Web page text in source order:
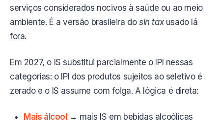
serviços considerados nocivos à saúde ou ao meio
ambiente. É a versão brasileira dosin taxusado lá
fora.
Em 2027, o IS substitui parcialmente o IPI nessas
categorias: o IPI dos produtos sujeitos ao seletivo é
zerado e o IS assume com folga. A lógica é direta:
Mais álcool → mais IS em bebidas alcoólicas